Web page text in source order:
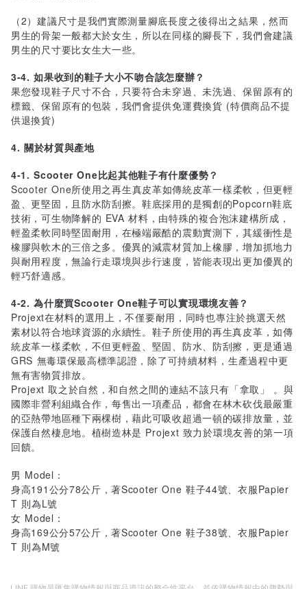
（2）建議尺寸是我們實際測量腳底長度之後得出之結果，然而
男生的骨架一般都大於女生，所以在同樣的腳長下，我們會建議
男生的尺寸要比女生大一些。
3-4. 如果收到的鞋子大小不吻合該怎麼辦？
果您發現鞋子尺寸不合，只要符合未穿過、未洗過、保留原有的
標籤、保留原有的包裝，我們會提供免運費換貨 (特價商品不提
供退換貨)
4. 關於材質與產地
4-1. Scooter One比起其他鞋子有什麼優勢？
Scooter One所使用之再生真皮革如傳統皮革一樣柔軟，但更輕
盈、更堅固，且防水防刮擦。鞋底採用的是獨創的Popcorn鞋底
技術，可生物降解的 EVA 材料，由特殊的複合泡沫建構所成，
輕盈柔軟同時堅固耐用，在極端嚴酷的震動實測下，其緩衝性是
橡膠與軟木的三倍之多。優異的減震材質加上橡膠，增加抓地力
與耐用程度，無論行走環境與步行速度，皆能表現出更加優異的
輕巧舒適感。
4-2. 為什麼買Scooter One鞋子可以實現環境友善？
Projext在材料的選用上，不僅要耐用，同時也專注於挑選天然
素材以符合地球資源的永續性。鞋子所使用的再生真皮革，如傳
統皮革一樣柔軟，不但更輕盈、堅固、防水、防刮擦，更是通過
GRS 無毒環保最高標準認證，除了可持續材料，生產過程中更
無有害物質排放。
Projext 取之於自然，和自然之間的連結不該只有「拿取」 。與
國際非營利組織合作，每售出一項產品，都會在林木砍伐最嚴重
的亞熱帶地區種下兩棵樹，藉此可吸收超過一頓的碳排放量，並
保護自然棲息地。植樹造林是 Projext 致力於環境友善的第一項
回饋。
男 Model：
身高191公分78公斤，著Scooter One 鞋子44號、衣服Papier
T 則為L號
女 Model：
身高169公分57公斤，著Scooter One 鞋子38號、衣服Papier
T 則為M號